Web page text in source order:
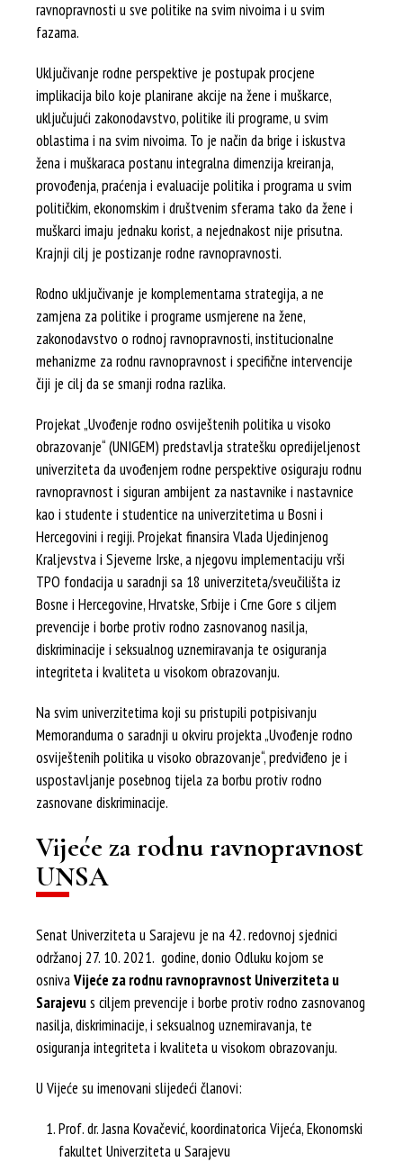
ravnopravnosti u sve politike na svim nivoima i u svim
fazama.
Uključivanje rodne perspektive je postupak procjene
implikacija bilo koje planirane akcije na žene i muškarce,
uključujući zakonodavstvo, politike ili programe, u svim
oblastima i na svim nivoima. To je način da brige i iskustva
žena i muškaraca postanu integralna dimenzija kreiranja,
provođenja, praćenja i evaluacije politika i programa u svim
političkim, ekonomskim i društvenim sferama tako da žene i
muškarci imaju jednaku korist, a nejednakost nije prisutna.
Krajnji cilj je postizanje rodne ravnopravnosti.
Rodno uključivanje je komplementarna strategija, a ne
zamjena za politike i programe usmjerene na žene,
zakonodavstvo o rodnoj ravnopravnosti, institucionalne
mehanizme za rodnu ravnopravnost i specifične intervencije
čiji je cilj da se smanji rodna razlika.
Projekat „Uvođenje rodno osviještenih politika u visoko
obrazovanje“ (UNIGEM) predstavlja stratešku opredijeljenost
univerziteta da uvođenjem rodne perspektive osiguraju rodnu
ravnopravnost i siguran ambijent za nastavnike i nastavnice
kao i studente i studentice na univerzitetima u Bosni i
Hercegovini i regiji. Projekat finansira Vlada Ujedinjenog
Kraljevstva i Sjeverne Irske, a njegovu implementaciju vrši
TPO fondacija u saradnji sa 18 univerziteta/sveučilišta iz
Bosne i Hercegovine, Hrvatske, Srbije i Crne Gore s ciljem
prevencije i borbe protiv rodno zasnovanog nasilja,
diskriminacije i seksualnog uznemiravanja te osiguranja
integriteta i kvaliteta u visokom obrazovanju.
Na svim univerzitetima koji su pristupili potpisivanju
Memoranduma o saradnji u okviru projekta „Uvođenje rodno
osviještenih politika u visoko obrazovanje“, predviđeno je i
uspostavljanje posebnog tijela za borbu protiv rodno
zasnovane diskriminacije.
Vijeće za rodnu ravnopravnost
UNSA
Senat Univerziteta u Sarajevu je na 42. redovnoj sjednici
održanoj 27. 10. 2021. godine, donio Odluku kojom se
osnivaVijeće za rodnu ravnopravnost Univerziteta u
Sarajevus ciljem prevencije i borbe protiv rodno zasnovanog
nasilja, diskriminacije, i seksualnog uznemiravanja, te
osiguranja integriteta i kvaliteta u visokom obrazovanju.
U Vijeće su imenovani slijedeći članovi:
Prof. dr. Jasna Kovačević, koordinatorica Vijeća, Ekonomski
fakultet Univerziteta u Sarajevu